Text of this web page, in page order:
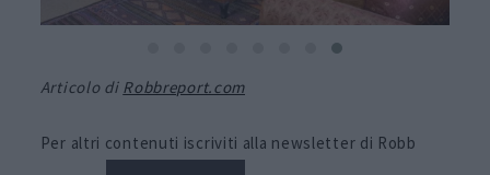
Articolo di Robbreport.com
Per altri contenuti iscriviti alla newsletter di Robb